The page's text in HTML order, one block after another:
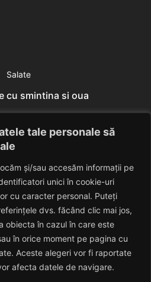
tale personale să
și/sau accesăm informații pe
unici în cookie-uri
cu caracter personal. Puteți
dvs. făcând clic mai jos,
obiecta în cazul în care este
în orice moment pe pagina cu
Aceste alegeri vor fi raportate
afecta datele de navigare.
Salate
cu smintina si oua
July 7, 2014